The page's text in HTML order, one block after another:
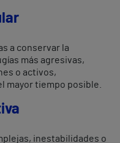
a conservar la
más agresivas,
o activos,
mayor tiempo posible.
inestabilidades o